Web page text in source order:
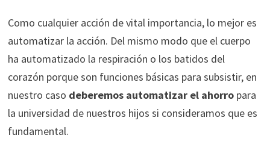
Como cualquier acción de vital importancia, lo mejor es
automatizar la acción. Del mismo modo que el cuerpo
ha automatizado la respiración o los batidos del
corazón porque son funciones básicas para subsistir, en
nuestro caso deberemos automatizar el ahorropara
la universidad de nuestros hijos si consideramos que es
fundamental.